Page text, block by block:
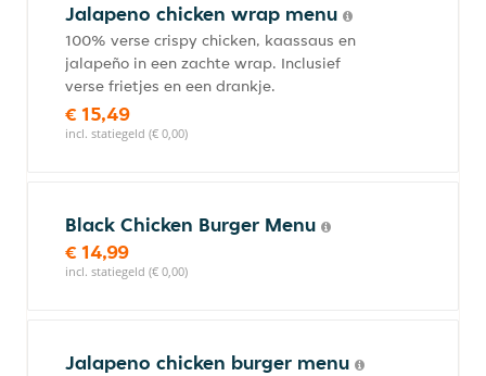
Jalapeno chicken wrap menu
100% verse crispy chicken, kaassaus en
jalapeño in een zachte wrap. Inclusief
verse frietjes en een drankje.
€ 15,49
incl. statiegeld (€ 0,00)
Black Chicken Burger Menu
€ 14,99
incl. statiegeld (€ 0,00)
Jalapeno chicken burger menu